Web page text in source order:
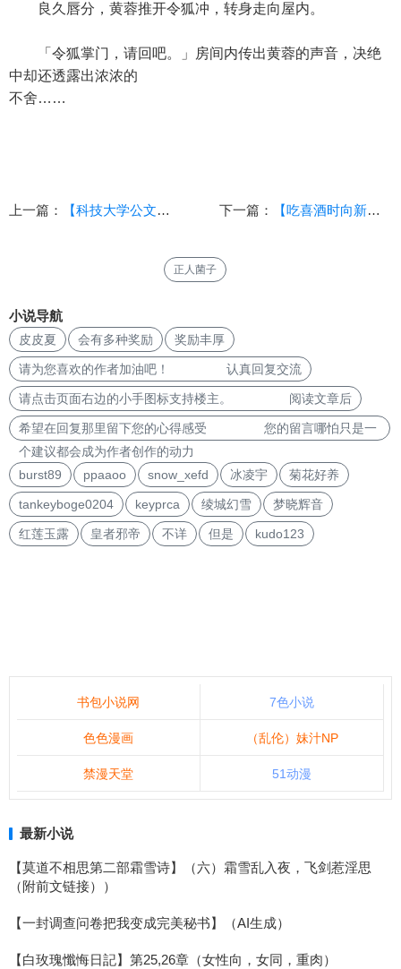
良久唇分，黄蓉推开令狐冲，转身走向屋内。
「令狐掌门，请回吧。」房间内传出黄蓉的声音，决绝
中却还透露出浓浓的
不舍……
上一篇： 【科技大学公文纪事】其一（AI文） 下一篇： 【吃喜酒时向新郎新娘道喜的正确方式】
正人菌子
小说导航
皮皮夏 会有多种奖励 奖励丰厚
请为您喜欢的作者加油吧！ 认真回复交流
请点击页面右边的小手图标支持楼主。 阅读文章后
希望在回复那里留下您的心得感受 您的留言哪怕只是一
个建议都会成为作者创作的动力
burst89
ppaaoo snow_xefd 冰凌宇 菊花好养
tankeyboge0204 keyprca 绫城幻雪 梦晓辉音
红莲玉露 皇者邪帝 不详 但是 kudo123
书包小说网 7色小说
色色漫画 （乱伦）妹汁NP
禁漫天堂 51动漫
最新小说
【莫道不相思第二部霜雪诗】（六）霜雪乱入夜，飞剑惹淫思
（附前文链接））
【一封调查问卷把我变成完美秘书】（AI生成）
【白玫瑰懺悔日記】第25,26章（女性向，女同，重肉）